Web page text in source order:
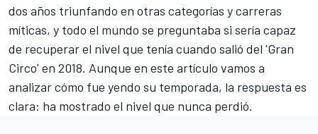
dos años triunfando en otras categorías y carreras
míticas, y todo el mundo se preguntaba si sería capaz
de recuperar el nivel que tenía cuando salió del 'Gran
Circo' en 2018. Aunque en este artículo vamos a
analizar cómo fue yendo su temporada, la respuesta es
clara: ha mostrado el nivel que nunca perdió.